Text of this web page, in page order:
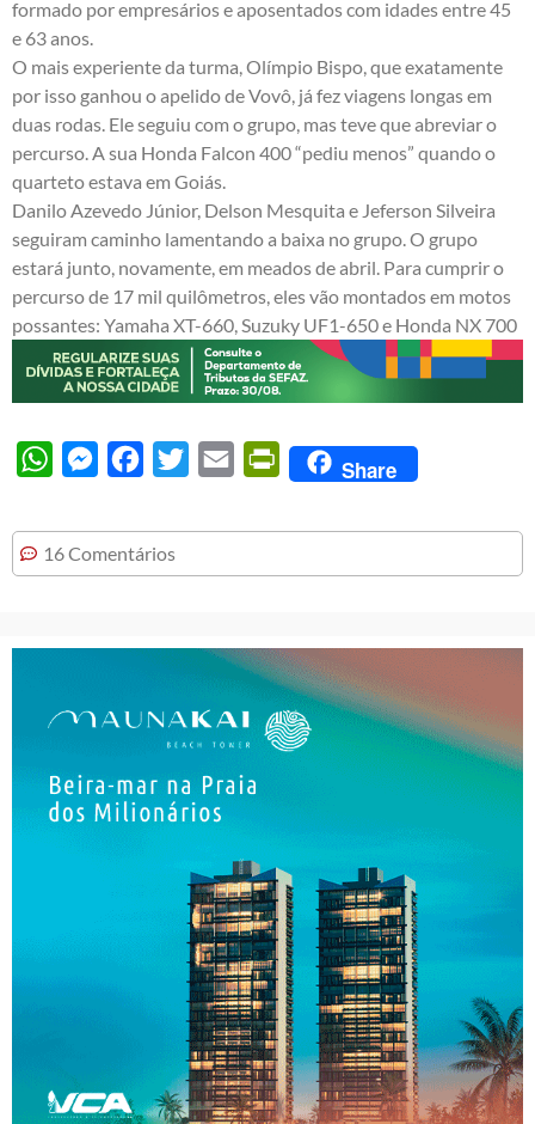
formado por empresários e aposentados com idades entre 45
e 63 anos.
O mais experiente da turma, Olímpio Bispo, que exatamente
por isso ganhou o apelido de Vovô, já fez viagens longas em
duas rodas. Ele seguiu com o grupo, mas teve que abreviar o
percurso. A sua Honda Falcon 400 “pediu menos” quando o
quarteto estava em Goiás.
Danilo Azevedo Júnior, Delson Mesquita e Jeferson Silveira
seguiram caminho lamentando a baixa no grupo. O grupo
estará junto, novamente, em meados de abril. Para cumprir o
percurso de 17 mil quilômetros, eles vão montados em motos
possantes: Yamaha XT-660, Suzuky UF1-650 e Honda NX 700
WhatsAppMessengerFacebook
Twitter Email PrintFriendly
Share
16 Comentários